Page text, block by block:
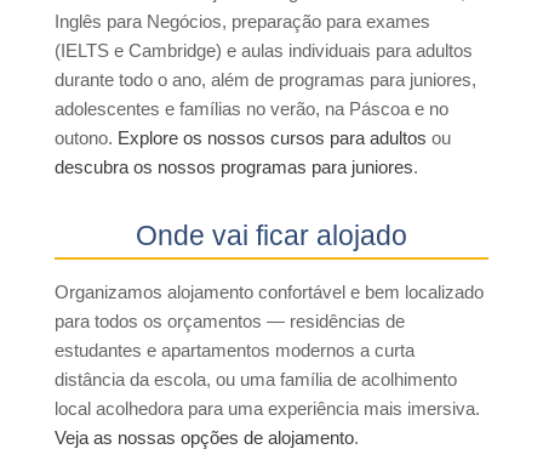
Inglês para Negócios, preparação para exames
(IELTS e Cambridge) e aulas individuais para adultos
durante todo o ano, além de programas para juniores,
adolescentes e famílias no verão, na Páscoa e no
outono. Explore os nossos cursos para adultos ou
descubra os nossos programas para juniores.
Onde vai ficar alojado
Organizamos alojamento confortável e bem localizado
para todos os orçamentos — residências de
estudantes e apartamentos modernos a curta
distância da escola, ou uma família de acolhimento
local acolhedora para uma experiência mais imersiva.
Veja as nossas opções de alojamento.